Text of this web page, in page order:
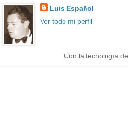
Luis Español
Ver todo mi perfil
Con la tecnología de